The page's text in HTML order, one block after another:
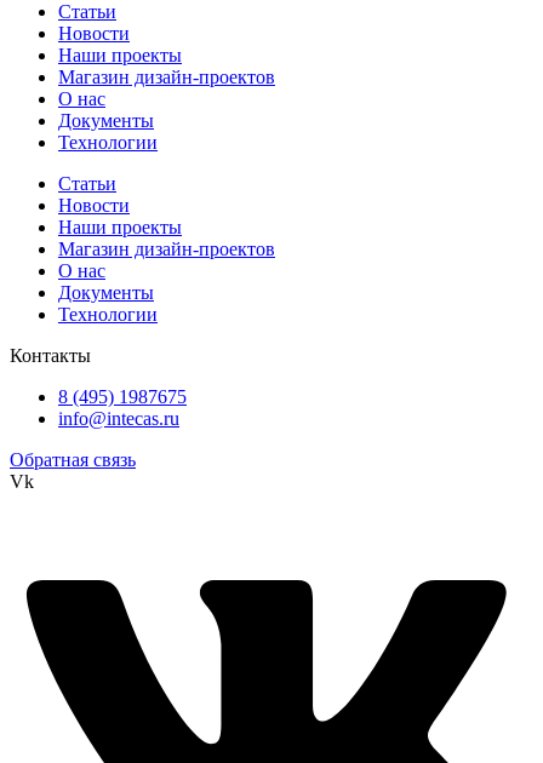
Статьи
Новости
Наши проекты
Магазин дизайн-проектов
О нас
Документы
Технологии
Статьи
Новости
Наши проекты
Магазин дизайн-проектов
О нас
Документы
Технологии
Контакты
8 (495) 1987675
info@intecas.ru
Обратная связь
Vk